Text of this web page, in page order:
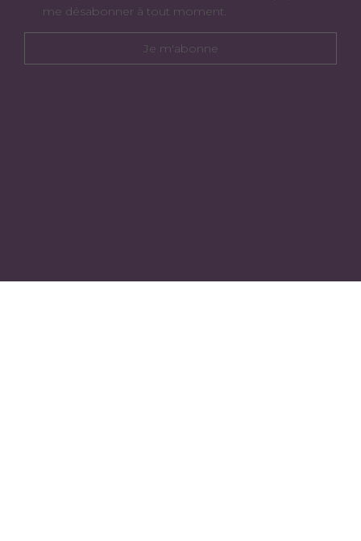
me désabonner à tout moment.
Je m'abonne